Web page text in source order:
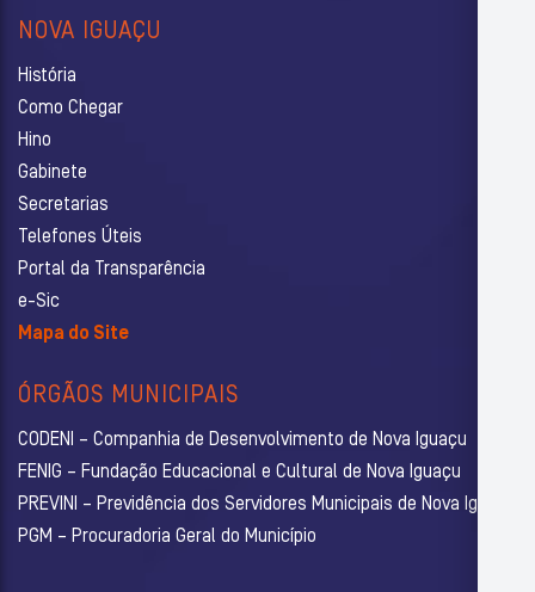
NOVA IGUAÇU
História
Como Chegar
Hino
Gabinete
Secretarias
Telefones Úteis
Portal da Transparência
e-Sic
Mapa do Site
ÓRGÃOS MUNICIPAIS
CODENI – Companhia de Desenvolvimento de Nova Iguaçu
FENIG – Fundação Educacional e Cultural de Nova Iguaçu
PREVINI – Previdência dos Servidores Municipais de Nova Iguaçu
PGM – Procuradoria Geral do Município